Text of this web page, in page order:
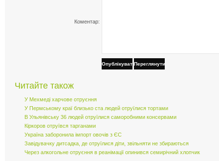
Коментар:
ОпублікуватиПереглянути
Читайте також
У Мехмеді харчове отруєння
У Пермському краї близько ста людей отруїлися тортами
В Ульянівську 36 людей отруїлися саморобними консервами
Кіркоров отруївся тарганами
Україна заборонила імпорт овочів з ЄС
Завідувачку дитсадка, де отруїлися діти, звільняти не збираються
Через алкогольне отруєння в реанімації опинився семирічний хлопчик